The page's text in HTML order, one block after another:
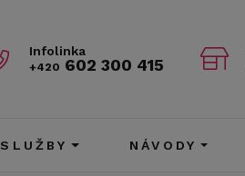
Infolinka
+420 602 300 415
SLUŽBY NÁVODY